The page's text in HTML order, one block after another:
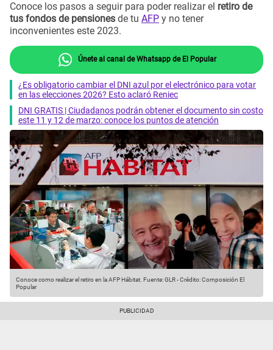
Conoce los pasos a seguir para poder realizar el retiro de
tus fondos de pensiones de tu AFP y no tener
inconvenientes este 2023.
Únete al canal de Whatsapp de El Popular
¿Es obligatorio cambiar el DNI azul por el electrónico para votar
en las elecciones 2026? Esto aclaró Reniec
DNI GRATIS | Ciudadanos podrán obtener el documento sin costo
este 11 y 12 de marzo: conoce los puntos de atención
Conoce como realizar el retiro en la AFP Hábitat. Fuente: GLR-Crédito: Composición El
Popular